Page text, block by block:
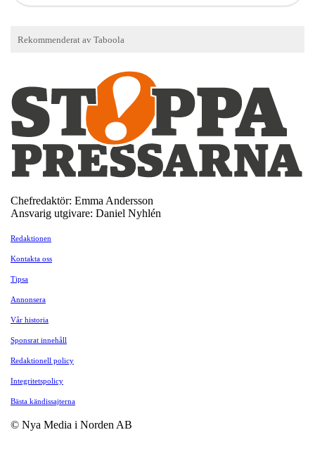
Chefredaktör: Emma Andersson
Ansvarig utgivare: Daniel Nyhlén
Redaktionen
Kontakta oss
Tipsa
Annonsera
Vår historia
Sponsrat innehåll
Redaktionell policy
Integritetspolicy
Bästa kändissajterna
© Nya Media i Norden AB